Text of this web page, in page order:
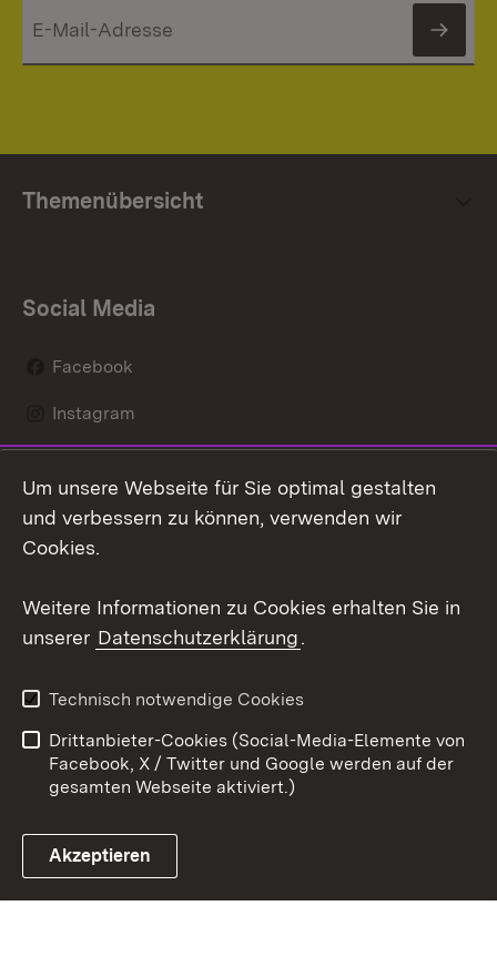
Themenübersicht
Social Media
Facebook
Instagram
Mastodon
Youtube
Link zum Landesportal
Kontakt
Datenschutz
Barrierefreiheit
Impressum Cookies
Um unsere Webseite für Sie optimal gestalten
und verbessern zu können, verwenden wir
Cookies.
Weitere Informationen zu Cookies erhalten Sie in
unserer Datenschutzerklärung.
Technisch notwendige Cookies
Drittanbieter-Cookies (Social-Media-Elemente von
Facebook, X / Twitter und Google werden auf der
gesamten Webseite aktiviert.)
Akzeptieren